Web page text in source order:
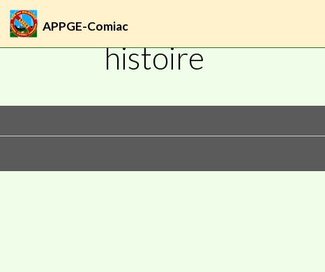
APPGE-Comiac
Accueil
histoire